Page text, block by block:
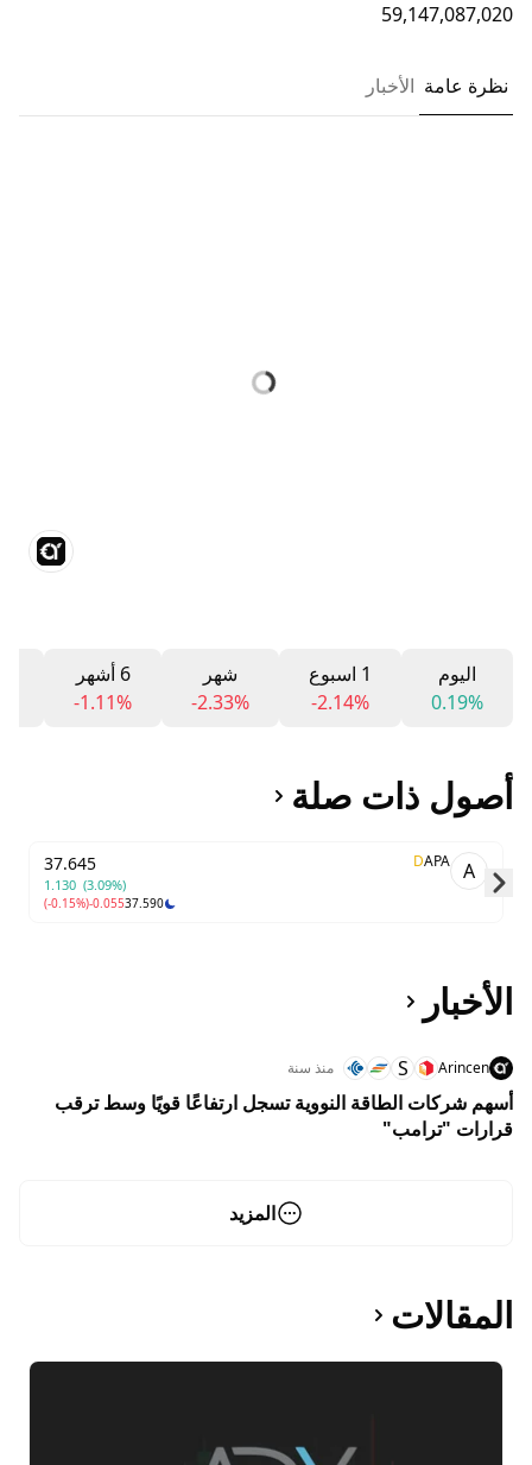
59,147,087,020
نظرة عامة الأخبار
اليوم
0.19%
1 اسبوع
-2.14%
شهر
-2.33%
6 أشهر
-1.11%
أصول ذات صلة
A
APA
D
37.645
1.130 (3.09%)
37.590
-0.055
(-0.15%)
الأخبار
Arincen
S منذ سنة
أسهم شركات الطاقة النووية تسجل ارتفاعًا قويًا وسط ترقب
قرارات "ترامب"
المزيد
المقالات